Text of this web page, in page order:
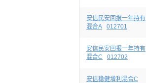
安信民安回报一年持有
混合A
012701
安信民安回报一年持有
混合C
012702
安信稳健增利混合C